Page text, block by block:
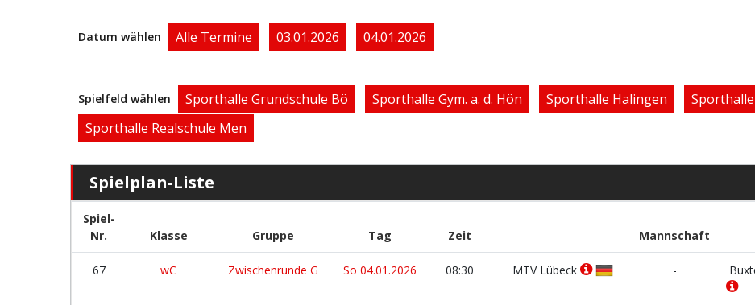
Datum wählen Alle Termine 03.01.2026 04.01.2026
Spielfeld wählen Sporthalle Grundschule Bö Sporthalle Gym. a. d. Hön Sporthalle Halingen
Sporthalle Realschule Men
Spielplan-Liste
Spiel-
Nr.
Klasse Gruppe Tag Zeit Mannschaft
67 wC Zwischenrunde G So 04.01.2026 08:30 MTV Lübeck -